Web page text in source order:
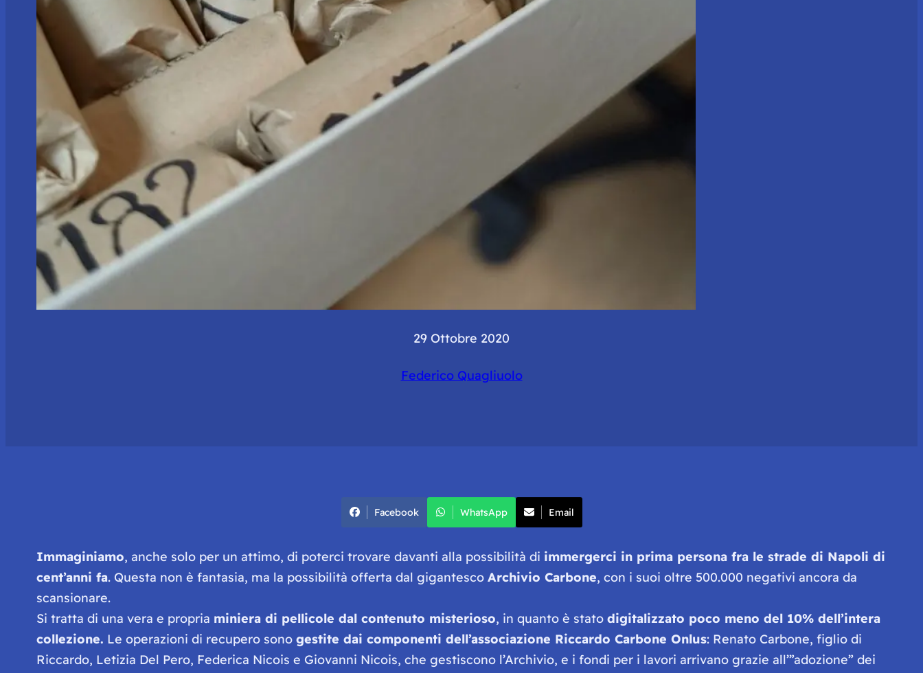
29 Ottobre 2020
Federico Quagliuolo
Facebook WhatsApp Email
Immaginiamo, anche solo per un attimo, di poterci trovare davanti alla possibilità di immergerci in prima persona fra le strade di Napoli di
cent’anni fa. Questa non è fantasia, ma la possibilità offerta dal gigantesco Archivio Carbone, con i suoi oltre 500.000 negativi ancora da
scansionare.
Si tratta di una vera e propria miniera di pellicole dal contenuto misterioso, in quanto è stato digitalizzato poco meno del 10% dell’intera
collezione. Le operazioni di recupero sono gestite dai componenti dell’associazione Riccardo Carbone Onlus: Renato Carbone, figlio di
Riccardo, Letizia Del Pero, Federica Nicois e Giovanni Nicois, che gestiscono l’Archivio, e i fondi per i lavori arrivano grazie all’”adozione” dei